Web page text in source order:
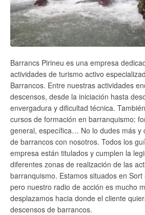
Barrancs Pirineu es una empresa
actividades de turismo activo
Barrancos. Entre nuestras actividades
descensos, desde la iniciación hasta
envergadura y dificultad técnica.
cursos de formación en barranquismo:
general, específica… No lo dudes más y
de barrancos con nosotros. Todos los
empresa están titulados y cumplen la
diferentes zonas de realización de las
barranquismo. Estamos situados en
pero nuestro radio de acción es mucho
desplazamos hacia donde el cliente
descensos de barrancos.